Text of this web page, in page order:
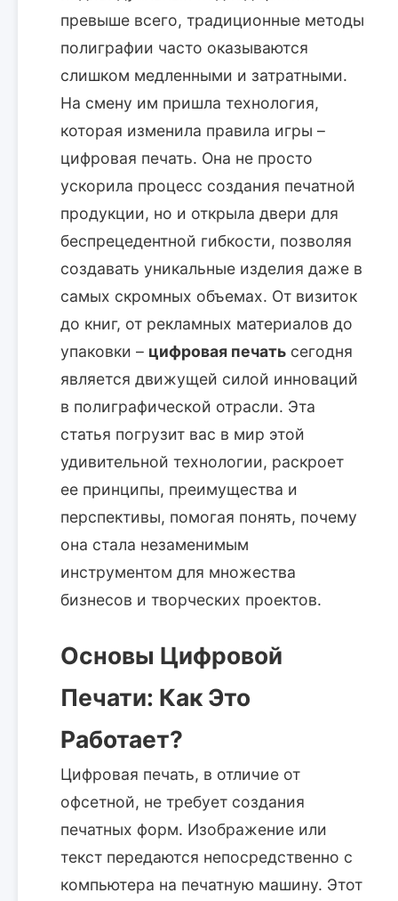
превыше всего, традиционные методы
полиграфии часто оказываются
слишком медленными и затратными.
На смену им пришла технология,
которая изменила правила игры –
цифровая печать. Она не просто
ускорила процесс создания печатной
продукции, но и открыла двери для
беспрецедентной гибкости, позволяя
создавать уникальные изделия даже в
самых скромных объемах. От визиток
до книг, от рекламных материалов до
упаковки – цифровая печать сегодня
является движущей силой инноваций
в полиграфической отрасли. Эта
статья погрузит вас в мир этой
удивительной технологии, раскроет
ее принципы, преимущества и
перспективы, помогая понять, почему
она стала незаменимым
инструментом для множества
бизнесов и творческих проектов.
Основы Цифровой
Печати: Как Это
Работает?
Цифровая печать, в отличие от
офсетной, не требует создания
печатных форм. Изображение или
текст передаются непосредственно с
компьютера на печатную машину. Этот